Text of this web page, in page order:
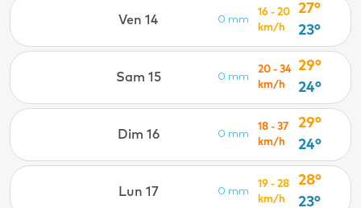
Ven 14 0 mm
16 - 20
km/h
27°
23°
Sam 15 0 mm
20 - 34
km/h
29°
24°
Dim 16 0 mm
18 - 37
km/h
29°
24°
Lun 17 0 mm
19 - 28
km/h
28°
23°